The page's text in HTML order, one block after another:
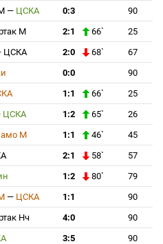
— ЦСКА 0:3
90
М 2:1 66`
25
ЦСКА 2:0 68`
67
0:0
90
1:1 66`
25
ЦСКА 1:2 65`
26
М 1:1 46`
45
2:1 58`
57
1:2 80`
79
— ЦСКА 1:1
90
Нч 4:0
90
3:5
90